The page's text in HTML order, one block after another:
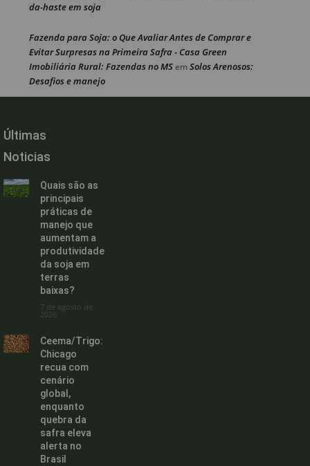
da-haste em soja
Fazenda para Soja: o Que Avaliar Antes de Comprar e
Evitar Surpresas na Primeira Safra - Casa Green
Imobiliária Rural: Fazendas no MSem Solos Arenosos:
Desafios e manejo
Últimas
Noticias
Quais são as
principais
práticas de
manejo que
aumentam a
produtividade
da soja em
terras
baixas?
7 de agosto de
2026
Ceema/Trigo:
Chicago
recua com
cenário
global,
enquanto
quebra da
safra eleva
alerta no
Brasil